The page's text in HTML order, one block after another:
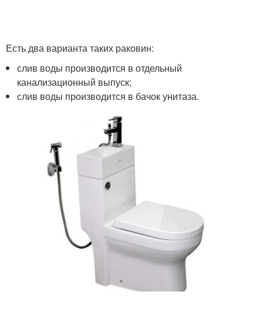
Есть два варианта таких раковин:
слив воды производится в отдельный
канализационный выпуск;
слив воды производится в бачок унитаза.